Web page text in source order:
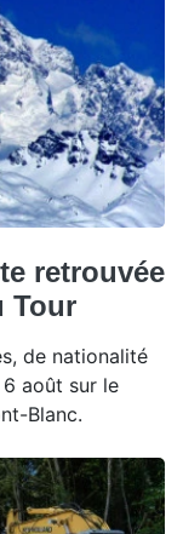
retrouvée
Tour
de nationalité
août sur le
Blanc.